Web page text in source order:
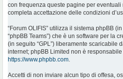
con frequenza queste pagine per eventuali
completa accettazione delle condizioni
“Forum OLIFIS” utilizza il sistema phpBB
“phpBB Teams”) che è un software per la
(in seguito “GPL”) liberamente scaricabile
internet; phpBB Limited non è
https://www.phpbb.com.
Accetti di non inviare alcun tipo di offesa,